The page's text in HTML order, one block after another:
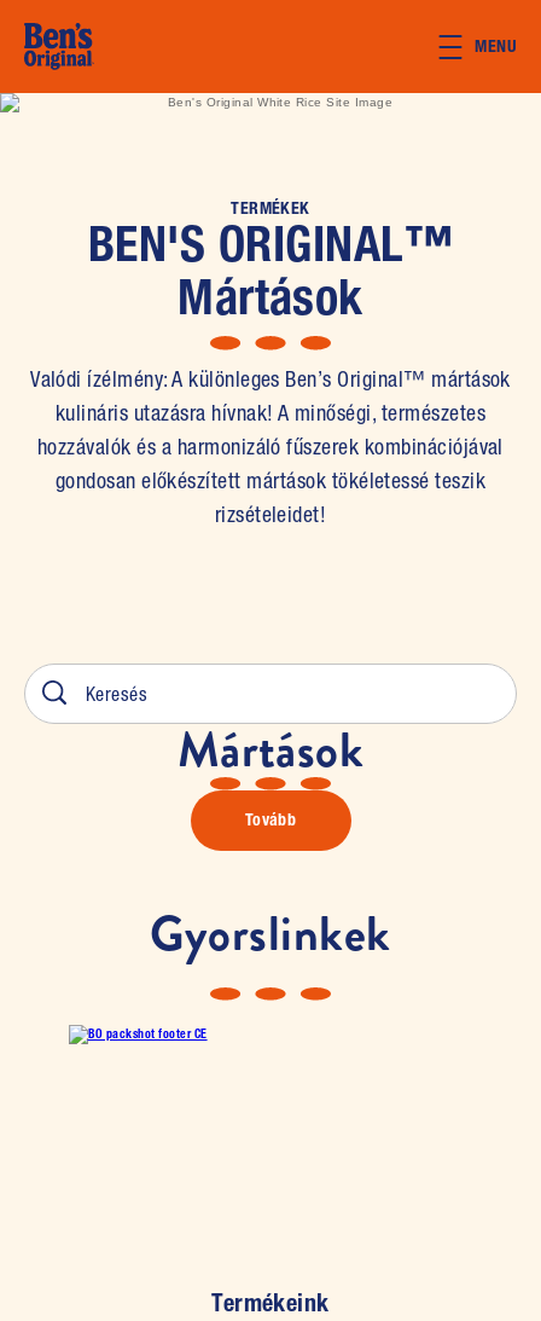
MENU
TERMÉKEK
BEN'S ORIGINAL™
Mártások
Valódi ízélmény: A különleges Ben’s Original™ mártások
kulináris utazásra hívnak! A minőségi, természetes
hozzávalók és a harmonizáló fűszerek kombinációjával
gondosan előkészített mártások tökéletessé teszik
rizsételeidet!
Mártások
Tovább
Gyorslinkek
Termékeink